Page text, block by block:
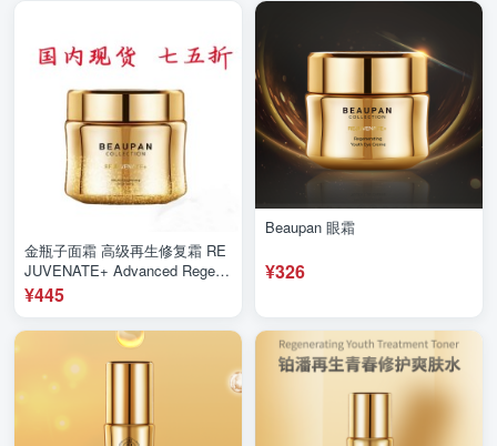
金瓶子面霜 高级再生修复霜 RE
JUVENATE+ Advanced Regene
rating Repair Crème
¥445
Beaupan 眼霜
¥326